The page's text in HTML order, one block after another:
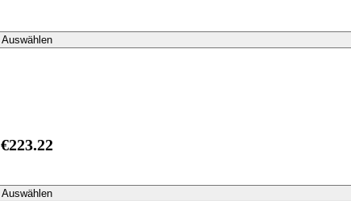
Auswählen
€223.22
Auswählen